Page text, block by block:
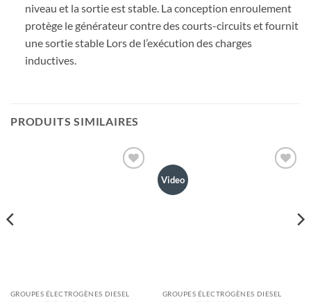
niveau et la sortie est stable. La conception enroulement
protège le générateur contre des courts-circuits et fournit
une sortie stable Lors de l’exécution des charges
inductives.
PRODUITS SIMILAIRES
GROUPES ÉLECTROGÈNES DIESEL
Video
GROUPES ÉLECTROGÈNES DIESEL